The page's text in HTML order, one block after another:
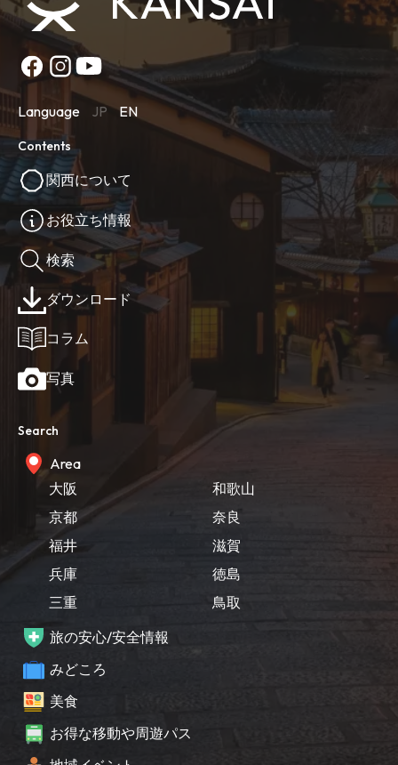
Language JP EN
Contents
関西について
お役立ち情報
検索
ダウンロード
コラム
写真
Search
Area
大阪
京都
福井
兵庫
三重
和歌山
奈良
滋賀
徳島
鳥取
旅の安心/安全情報
みどころ
美食
お得な移動や周遊パス